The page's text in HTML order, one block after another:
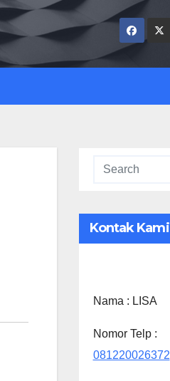
Kontak Kami
Nama : LISA
Nomor Telp :
081220026372